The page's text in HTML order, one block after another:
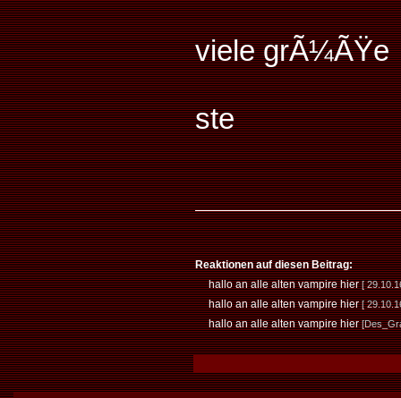
viele grÃ¼ÃŸe
ste
Reaktionen auf diesen Beitrag:
hallo an alle alten vampire hier [
hallo an alle alten vampire hier [
hallo an alle alten vampire hier